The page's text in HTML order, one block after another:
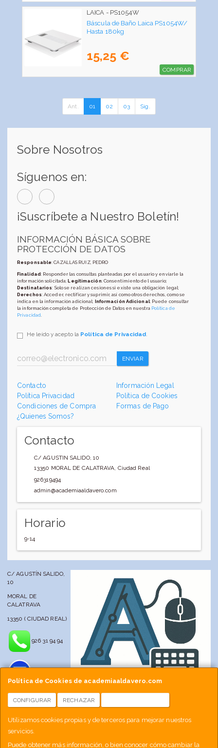
LAICA - PS1054W
Báscula de Baño Laica PS1054W/
Hasta 180kg
15,25 €
COMPRAR
Ant. 01 02 03 Sig.
Política de Cookies de academiaaldavero.com
CONFIGURAR RECHAZAR
Utilizamos cookies propias y de terceros para mejorar nuestros
servicios.
Puede obtener más información, o bien conocer cómo cambiar la
Sobre Nosotros
Síguenos en:
¡Suscríbete a Nuestro Boletín!
INFORMACIÓN BÁSICA SOBRE
PROTECCIÓN DE DATOS
Responsable: CAZALLAS RUIZ, PEDRO
Finalidad: Responder las consultas planteadas por el usuario y enviarle la
información solicitada;Legitimación: Consentimiento del usuario;
Destinatarios: Solo se realizan cesiones si existe una obligación legal;
Derechos: Acceder, rectificar y suprimir, así como otros derechos, como se
indica en la información adicional; Información Adicional: Puede consultar
la información completa de Protección de Datos en nuestra Política de
Privacidad
He leído y acepto la Política de Privacidad.
ENVIAR
Contacto
Información Legal
Política Privacidad
Política de Cookies
Condiciones de Compra
Formas de Pago
¿Quienes Somos?
Contacto
C/ AGUSTIN SALIDO, 10
13350 MORAL DE CALATRAVA, Ciudad Real
926319494
admin@academiaaldavero.com
Horario
9-14
C/ AGUSTÍN SALIDO,
10
MORAL DE
CALATRAVA
13350 ( CIUDAD REAL)
926 31 94 94